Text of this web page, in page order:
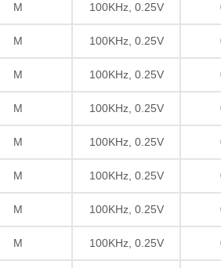
M 100KHz, 0.25V
M 100KHz, 0.25V
M 100KHz, 0.25V
M 100KHz, 0.25V
M 100KHz, 0.25V
M 100KHz, 0.25V
M 100KHz, 0.25V
M 100KHz, 0.25V